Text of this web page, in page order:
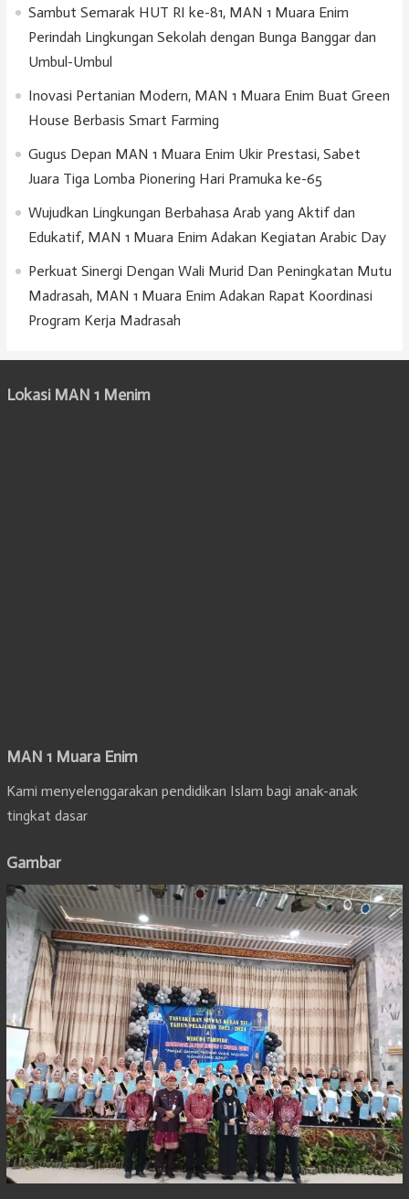
Sambut Semarak HUT RI ke-81, MAN 1 Muara Enim
Perindah Lingkungan Sekolah dengan Bunga Banggar dan
Umbul-Umbul
Inovasi Pertanian Modern, MAN 1 Muara Enim Buat Green
House Berbasis Smart Farming
Gugus Depan MAN 1 Muara Enim Ukir Prestasi, Sabet
Juara Tiga Lomba Pionering Hari Pramuka ke-65
Wujudkan Lingkungan Berbahasa Arab yang Aktif dan
Edukatif, MAN 1 Muara Enim Adakan Kegiatan Arabic Day
Perkuat Sinergi Dengan Wali Murid Dan Peningkatan Mutu
Madrasah, MAN 1 Muara Enim Adakan Rapat Koordinasi
Program Kerja Madrasah
Lokasi MAN 1 Menim
MAN 1 Muara Enim
Kami menyelenggarakan pendidikan Islam bagi anak-anak
tingkat dasar
Gambar